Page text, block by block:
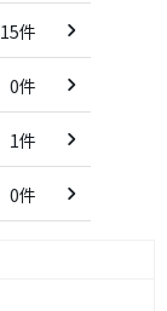
15件
0件
1件
0件